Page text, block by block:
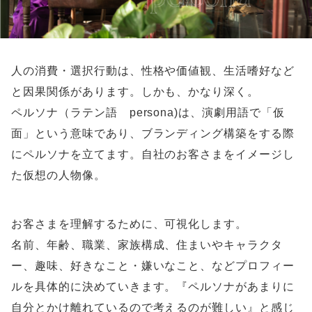
人の消費・選択行動は、性格や価値観、生活嗜好など
と因果関係があります。しかも、かなり深く。
ペルソナ（ラテン語 persona)は、演劇用語で「仮
面」という意味であり、ブランディング構築をする際
にペルソナを立てます。自社のお客さまをイメージし
た仮想の人物像。
お客さまを理解するために、可視化します。
名前、年齢、職業、家族構成、住まいやキャラクタ
ー、趣味、好きなこと・嫌いなこと、などプロフィー
ルを具体的に決めていきます。『ペルソナがあまりに
自分とかけ離れているので考えるのが難しい』と感じ